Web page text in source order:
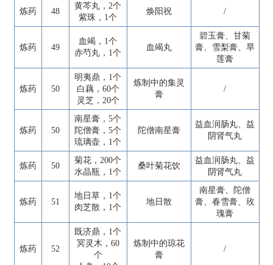
炼药 48
黄芩丸，2个
紫珠，1个
焕阳祝 /
炼药 49
血竭，1个
赤芍丸，1个
血竭丸
碧玉膏、甘菊
膏、雪梨膏、旱
莲膏
炼药 50
明夷鼎，1个
白藕，60个
灵芝，20个
炼制中的集灵
膏
/
炼药 50
南星膏，5个
陀僧膏，5个
琉璃壶，1个
陀僧南星膏
益血润肠丸、益
阴肾气丸
炼药 50
菊花，200个
水晶瓶，1个
桑叶菊花饮
益血润肠丸、益
阴肾气丸
炼药 51
地日草，1个
肉芝散，1个
地日散
南星膏、陀僧
膏、春雪膏、玫
瑰膏
炼药 52
既济鼎，1个
冥灵木，60
个
炼制中的琼花
膏
/